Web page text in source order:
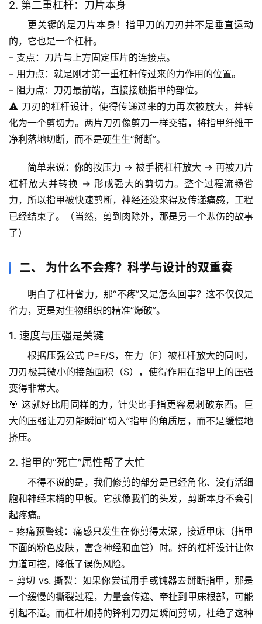
首
页
专
题
列
2. 第二重杠杆：刀片本身
更关键的是刀片本身！指甲刀的刀刃并不是垂直运动
的，它也是一个杠杆。
– 支点 ：刀片与上方固定压片的连接点。
– 用力点 ：就是刚才第一重杠杆传过来的力作用的位置。
– 阻力点 ：刀刃最前端，直接接触指甲的部位。
⚠️ 刀刃的杠杆设计，使得传递过来的力再次被放大，并转
化为一个剪切力。两片刀刃像剪刀一样交错，将指甲纤维干
净利落地切断，而不是硬生生“掰断”。
简单来说：你的按压力 → 被手柄杠杆放大 → 再被刀片
杠杆放大并转换 → 形成强大的剪切力。整个过程流畅省
力，所以指甲被快速剪断，神经还没来得及传递痛感，工程
已经结束了。（当然，剪到肉除外，那是另一个悲伤的故事
了）
二、 为什么不会疼？科学与设计的双重奏
明白了杠杆省力，那“不疼”又是怎么回事？这不仅仅是
省力，更是对生物组织的精准“爆破”。
1. 速度与压强是关键
根据压强公式 P=F/S，在力（F）被杠杆放大的同时，
刀刃极其微小的接触面积（S），使得作用在指甲上的压强
变得非常大。
🎯 这就好比用同样的力，针尖比手指更容易刺破东西。巨
大的压强让刀刃能瞬间“切入”指甲的角质层，而不是缓慢地
挤压。
2. 指甲的“死亡”属性帮了大忙
不得不说的是，我们修剪的部分是已经角化、 没有活细
胞和神经末梢的甲板。它就像我们的头发，剪断本身不会引
起疼痛。
– 疼痛预警线 ：痛感只发生在你剪得太深，接近甲床（指甲
下面的粉色皮肤，富含神经和血管）时。好的杠杆设计让你
力道可控，降低了误伤风险。
– 剪切 vs. 撕裂 ：如果你尝试用手或钝器去掰断指甲，那是
一个缓慢的撕裂过程，力量会传递、牵扯到甲床根部，可能
引起不适。而杠杆加持的锋利刀刃是瞬间剪切，杜绝了这种